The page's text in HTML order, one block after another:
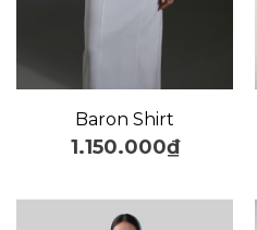
Baron Shirt
1.150.000₫